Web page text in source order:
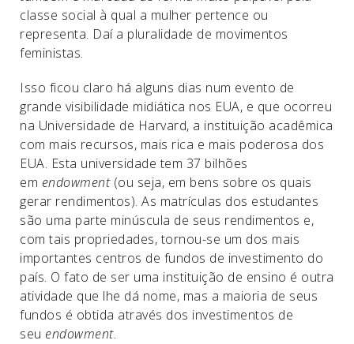
classe social à qual a mulher pertence ou
representa. Daí a pluralidade de movimentos
feministas.
Isso ficou claro há alguns dias num evento de
grande visibilidade midiática nos EUA, e que ocorreu
na Universidade de Harvard, a instituição acadêmica
com mais recursos, mais rica e mais poderosa dos
EUA. Esta universidade tem 37 bilhões
em endowment(ou seja, em bens sobre os quais
gerar rendimentos). As matrículas dos estudantes
são uma parte minúscula de seus rendimentos e,
com tais propriedades, tornou-se um dos mais
importantes centros de fundos de investimento do
país. O fato de ser uma instituição de ensino é outra
atividade que lhe dá nome, mas a maioria de seus
fundos é obtida através dos investimentos de
seu endowment.